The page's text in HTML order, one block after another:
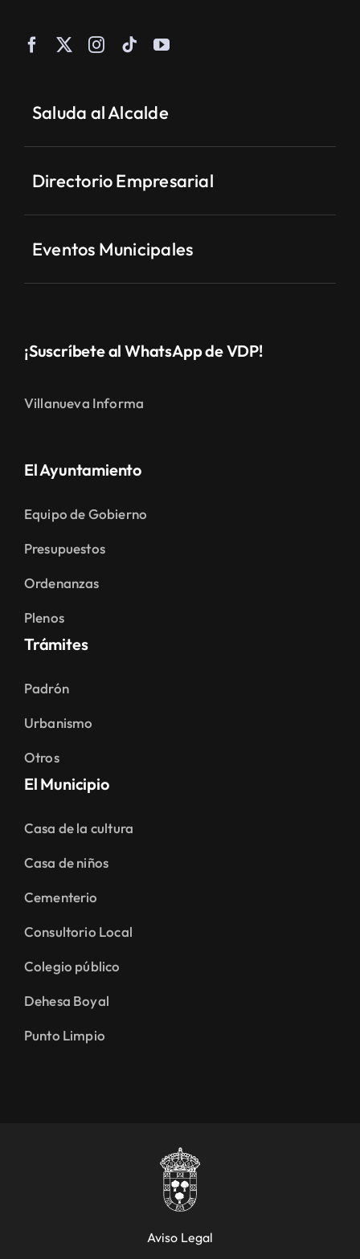
Saluda al Alcalde
Directorio Empresarial
Eventos Municipales
¡Suscríbete al WhatsApp de VDP!
Villanueva Informa
El Ayuntamiento
Equipo de Gobierno
Presupuestos
Ordenanzas
Plenos
Trámites
Padrón
Urbanismo
Otros
El Municipio
Casa de la cultura
Casa de niños
Cementerio
Consultorio Local
Colegio público
Dehesa Boyal
Punto Limpio
Aviso Legal